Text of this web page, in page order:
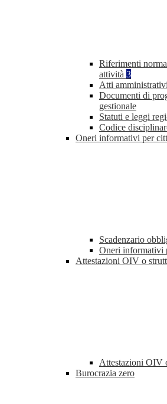
Riferimenti
attività 3
Atti
Documenti di
gestionale
Statuti e leggi
Codice
Oneri informativi per
Scadenzario
Oneri informativi
Attestazioni OIV o
Attestazioni OIV
Burocrazia zero